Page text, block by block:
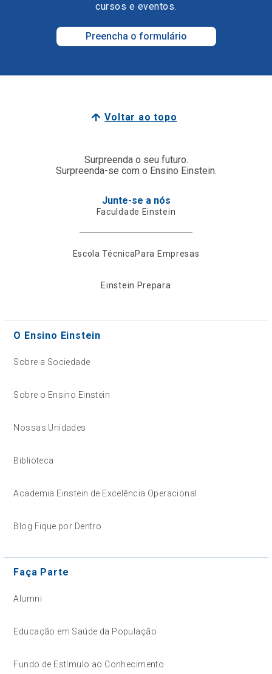
cursos e eventos.
Preencha o formulário
Voltar ao topo
Surpreenda o seu futuro.
Surpreenda-se com o Ensino Einstein.
Junte-se a nós
Faculdade Einstein
Escola TécnicaPara Empresas
Einstein Prepara
O Ensino Einstein
Sobre a Sociedade
Sobre o Ensino Einstein
Nossas Unidades
Biblioteca
Academia Einstein de Excelência Operacional
Blog Fique por Dentro
Faça Parte
Alumni
Educação em Saúde da População
Fundo de Estímulo ao Conhecimento